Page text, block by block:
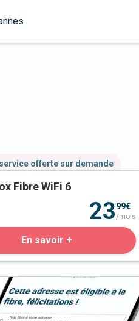
offerte sur demande
Fibre WiFi 6
2399€
/mois
En savoir +